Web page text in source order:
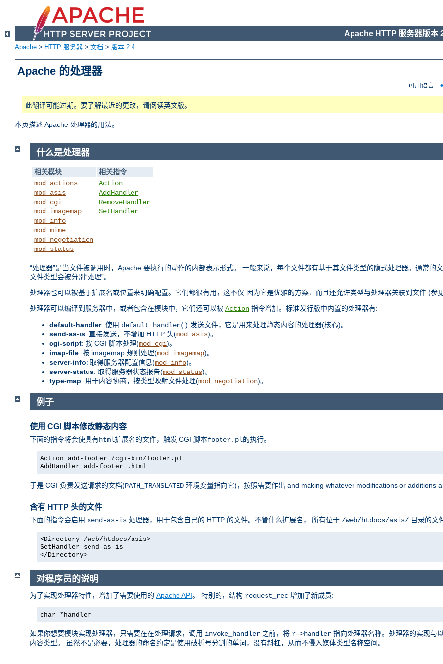
Apache HTTP 服务器版本
Apache > HTTP 服务器 > 文档 > 版本 2.4
Apache 的处理器
可用语言:
此翻译可能过期。要了解最近的更改，请阅读英文版。
本页描述 Apache 处理器的用法。
什么是处理器
相关模块
相关指令
mod_actions
mod_asis
mod_cgi
mod_imagemap
mod_info
mod_mime
mod_negotiation
mod_status
Action
AddHandler
RemoveHandler
SetHandler
“处理器”是当文件被调用时，Apache 要执行的动作的内部表示形式。 一般来说，每个文件都有基于其文件类型的隐式处理器。通常的
文件类型会被分别“处理”。
处理器也可以被基于扩展名或位置来明确配置。它们都很有用，这不仅 因为它是优雅的方案，而且还允许类型与处理器关联到文件 (参
处理器可以编译到服务器中，或者包含在模块中，它们还可以被 Action 指令增加。标准发行版中内置的处理器有:
default-handler: 使用 default_handler() 发送文件，它是用来处理静态内容的处理器(核心)。
send-as-is: 直接发送，不增加 HTTP 头(mod_asis)。
cgi-script: 按 CGI 脚本处理(mod_cgi)。
imap-file: 按 imagemap 规则处理(mod_imagemap)。
server-info: 取得服务器配置信息(mod_info)。
server-status: 取得服务器状态报告(mod_status)。
type-map: 用于内容协商，按类型映射文件处理(mod_negotiation)。
例子
使用 CGI 脚本修改静态内容
下面的指令将会使具有html扩展名的文件，触发 CGI 脚本footer.pl的执行。
Action add-footer /cgi-bin/footer.pl
AddHandler add-footer .html
于是 CGI 负责发送请求的文档(PATH_TRANSLATED 环境变量指向它)，按照需要作出 and making whatever modifications or additions
含有 HTTP 头的文件
下面的指令会启用 send-as-is 处理器，用于包含自己的 HTTP 的文件。不管什么扩展名， 所有位于 /web/htdocs/asis/ 目录的文
<Directory /web/htdocs/asis>
SetHandler send-as-is
</Directory>
对程序员的说明
为了实现处理器特性，增加了需要使用的 Apache API。 特别的，结构 request_rec 增加了新成员:
char *handler
如果你想要模块实现处理器，只需要在在处理请求，调用 invoke_handler 之前，将 r->handler 指向处理器名称。处理器的实现与
内容类型。 虽然不是必要，处理器的命名约定是使用破折号分割的单词，没有斜杠，从而不侵入媒体类型名称空间。